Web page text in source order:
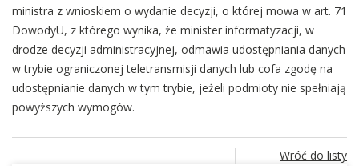
ministra z wnioskiem o wydanie decyzji, o której mowa w art. 71
DowodyU, z którego wynika, że minister informatyzacji, w
drodze decyzji administracyjnej, odmawia udostępniania danych
w trybie ograniczonej teletransmisji danych lub cofa zgodę na
udostępnianie danych w tym trybie, jeżeli podmioty nie spełniają
powyższych wymogów.
Wróć do listy